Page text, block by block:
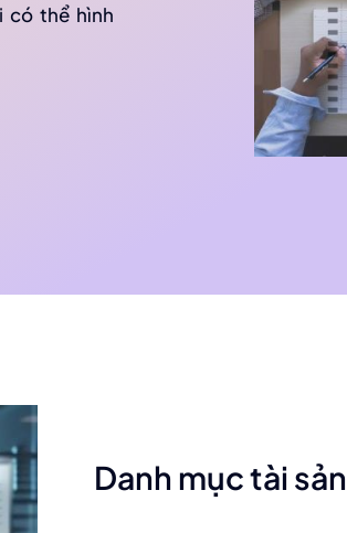
có thể hình
Danh mục tài sản